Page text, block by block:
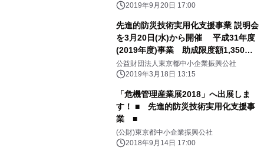
2019年9月20日 17:00
先進的防災技術実用化支援事業 説明会
を3月20日(水)から開催 平成31年度
(2019年度)事業 助成限度額1,350万
円～
公益財団法人東京都中小企業振興公社
2019年3月18日 13:15
「危機管理産業展2018」へ出展しま
す！ ■ 先進的防災技術実用化支援事
業 ■
(公財)東京都中小企業振興公社
2018年9月14日 17:00